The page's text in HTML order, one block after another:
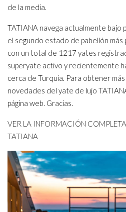
de la media.
TATIANA navega actualmente bajo
el segundo estado de pabellón más
con un total de 1217 yates
superyate activo y recientemente
cerca de Turquía. Para obtener
novedades del yate de lujo
página web. Gracias.
VER LA INFORMACIÓN COMPLETA
TATIANA